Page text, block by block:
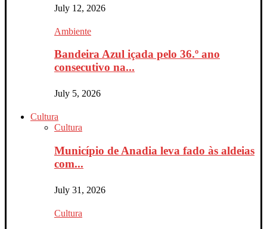
July 12, 2026
Ambiente
Bandeira Azul içada pelo 36.º ano
consecutivo na...
July 5, 2026
Cultura
Cultura
Município de Anadia leva fado às aldeias
com...
July 31, 2026
Cultura